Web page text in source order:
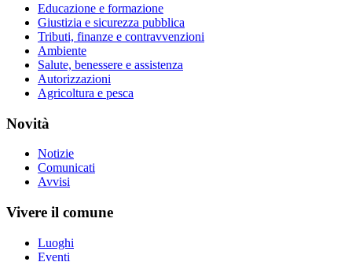
Educazione e formazione
Giustizia e sicurezza pubblica
Tributi, finanze e contravvenzioni
Ambiente
Salute, benessere e assistenza
Autorizzazioni
Agricoltura e pesca
Novità
Notizie
Comunicati
Avvisi
Vivere il comune
Luoghi
Eventi